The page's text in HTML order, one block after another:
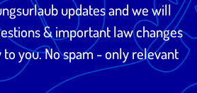
updates and we will
& important law changes
you. No spam - only relevant